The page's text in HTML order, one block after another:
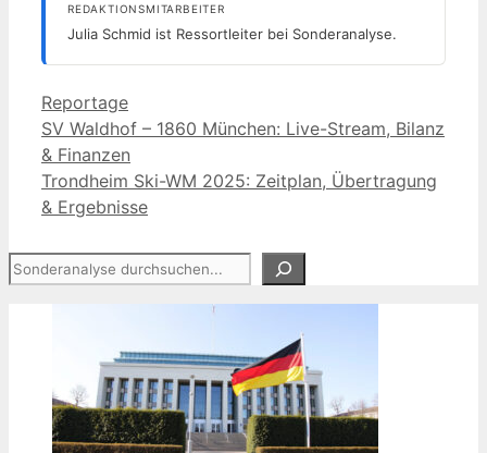
REDAKTIONSMITARBEITER
Julia Schmid ist Ressortleiter bei Sonderanalyse.
Kategorien
Reportage
SV Waldhof – 1860 München: Live-Stream, Bilanz
& Finanzen
Trondheim Ski-WM 2025: Zeitplan, Übertragung
& Ergebnisse
Suchen